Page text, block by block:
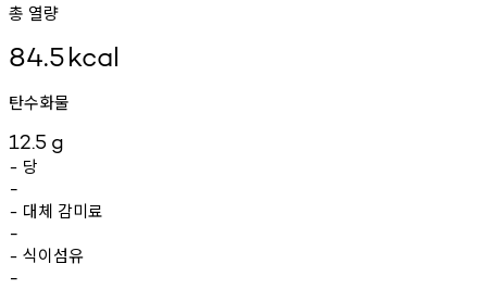
총 열량
84.5kcal
탄수화물
12.5 g
- 당
-
- 대체 감미료
-
- 식이섬유
-